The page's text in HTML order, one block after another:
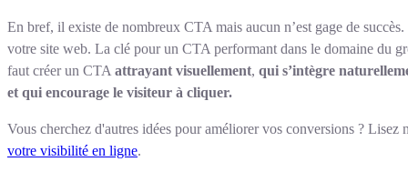
En bref, il existe de nombreux CTA mais aucun n’est gage de
votre site web. La clé pour un CTA performant dans le domaine du
faut créer un CTA attrayant visuellement, qui s’intègre
et qui encourage le visiteur à cliquer.
Vous cherchez d'autres idées pour améliorer vos conversions ? Lisez
votre visibilité en ligne.